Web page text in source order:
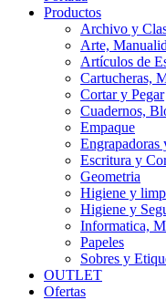
Productos
Archivo y
Arte,
Artículos de
Cartucheras,
Cortar y Pegar
Cuadernos,
Empaque
Engrapadoras
Escritura y
Geometria
Higiene y
Higiene y
Informatica,
Papeles
Sobres y
OUTLET
Ofertas